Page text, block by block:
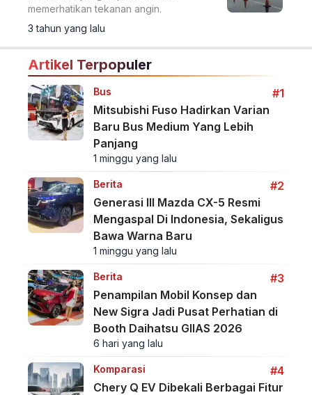
memerhatikan tekanan angin.
3 tahun yang lalu
Artikel Terpopuler
Bus
#1
Mitsubishi Fuso Hadirkan Varian
Baru Bus Medium Yang Lebih
Panjang
1 minggu yang lalu
Berita
#2
Generasi III Mazda CX-5 Resmi
Mengaspal Di Indonesia, Sekaligus
Bawa Warna Baru
1 minggu yang lalu
Berita
#3
Penampilan Mobil Konsep dan
New Sigra Jadi Pusat Perhatian di
Booth Daihatsu GIIAS 2026
6 hari yang lalu
Komparasi
#4
Chery Q EV Dibekali Berbagai Fitur